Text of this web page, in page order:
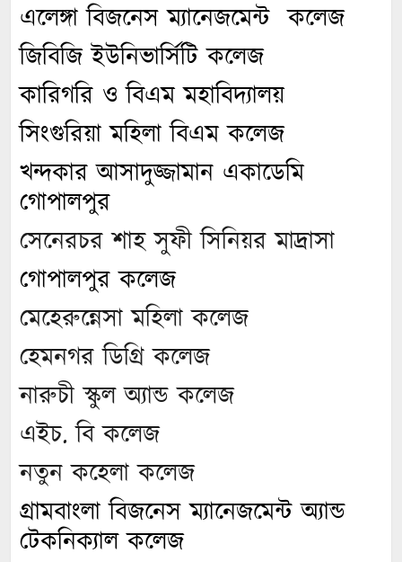
এলেঙ্গা বিজনেস ম্যানেজমেন্ট কলেজ
জিবিজি ইউনিভার্সিটি কলেজ
কারিগরি ও বিএম মহাবিদ্যালয়
সিংগুরিয়া মহিলা বিএম কলেজ
খন্দকার আসাদুজ্জামান একাডেমি
গোপালপুর
সেনেরচর শাহ সুফী সিনিয়র মাদ্রাসা
গোপালপুর কলেজ
মেহেরুন্নেসা মহিলা কলেজ
হেমনগর ডিগ্রি কলেজ
নারুচী স্কুল অ্যান্ড কলেজ
এইচ. বি কলেজ
নতুন কহেলা কলেজ
গ্রামবাংলা বিজনেস ম্যানেজমেন্ট অ্যান্ড
টেকনিক্যাল কলেজ